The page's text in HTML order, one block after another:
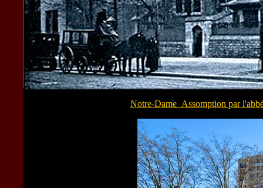
Notre-Dame_Assomption par